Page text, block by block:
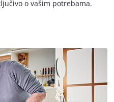
o vašim potrebama.